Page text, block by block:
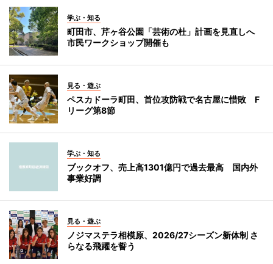
学ぶ・知る
町田市、芹ヶ谷公園「芸術の杜」計画を見直しへ
市民ワークショップ開催も
見る・遊ぶ
ペスカドーラ町田、首位攻防戦で名古屋に惜敗 F
リーグ第8節
学ぶ・知る
ブックオフ、売上高1301億円で過去最高 国内外
事業好調
見る・遊ぶ
ノジマステラ相模原、2026/27シーズン新体制 さ
らなる飛躍を誓う